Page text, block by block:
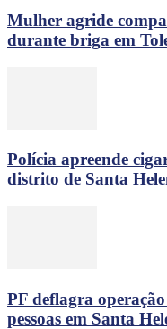
Mulher agride
durante briga em
Polícia apreende
distrito de Santa
PF deflagra
pessoas em Santa